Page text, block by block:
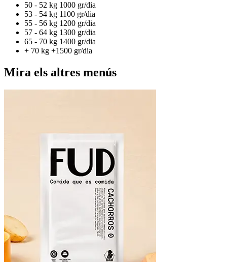
50 - 52 kg 1000 gr/dia
53 - 54 kg 1100 gr/dia
55 - 56 kg 1200 gr/dia
57 - 64 kg 1300 gr/dia
65 - 70 kg 1400 gr/dia
+ 70 kg +1500 gr/dia
Mira els altres menús